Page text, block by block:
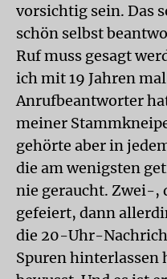
vorsichtig sein. Das
schön selbst
Ruf muss gesagt
ich mit 19 Jahren
Anrufbeantworter
meiner
gehörte aber in
die am wenigsten
nie geraucht. Zwei-,
gefeiert, dann
die 20-Uhr-
Spuren hinterlassen